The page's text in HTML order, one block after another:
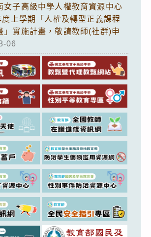
女子高級中學人權教育資源中心
上學期「人權及轉型正義課程
」實施計畫，敬請教師(社群)申
06